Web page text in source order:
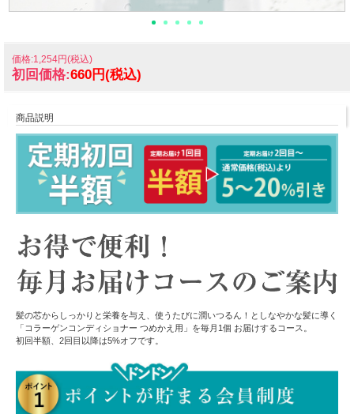
価格:1,254円(税込)
初回価格:660円(税込)
商品説明
髪の芯からしっかりと栄養を与え、使うたびに潤いつるん！としなやかな髪に導く
「コラーゲンコンディショナー つめかえ用」を毎月1個 お届けするコース。
初回半額、2回目以降は5%オフです。